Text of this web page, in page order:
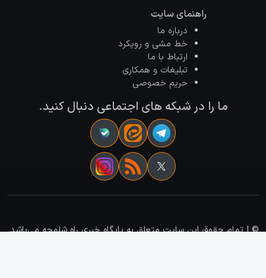
راهنمای سایت
درباره ما
خط مشی و رویکرد
ارتباط با ما
تبلیغات و همکاری
حریم خصوصی
ما را در شبکه های اجتماعی دنبال کنید.
©| تمام حقوق این سایت متعلق به پایگاه خبری راه شلمچه می‌باشد.